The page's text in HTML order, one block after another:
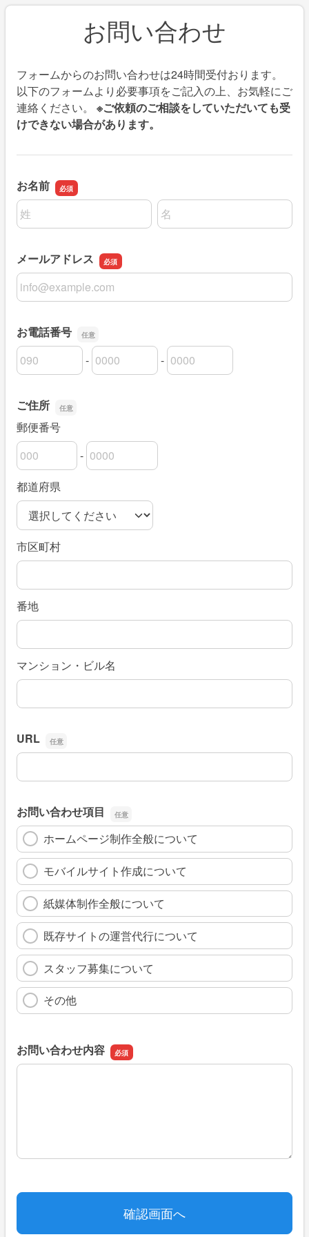
お問い合わせ
フォームからのお問い合わせは24時間受付おります。
以下のフォームより必要事項をご記入の上、お気軽にご
連絡ください。 ※ご依頼のご相談をしていただいても受
けできない場合があります。
お名前
名前の姓
名前の名
メールアドレス
メールアドレス
お電話番号
お電話番号の市外局番
-
お電話番号の市内局番 -
お電話番号の加入者番号
ご住所
郵便番号
郵便番号の上3桁
-
郵便番号の下4桁
都道府県
市区町村
番地
マンション・ビル名
URL
URL
お問い合わせ項目
ホームページ制作全般について
モバイルサイト作成について
紙媒体制作全般について
既存サイトの運営代行について
スタッフ募集について
その他
お問い合わせ内容
お問い合わせ内容